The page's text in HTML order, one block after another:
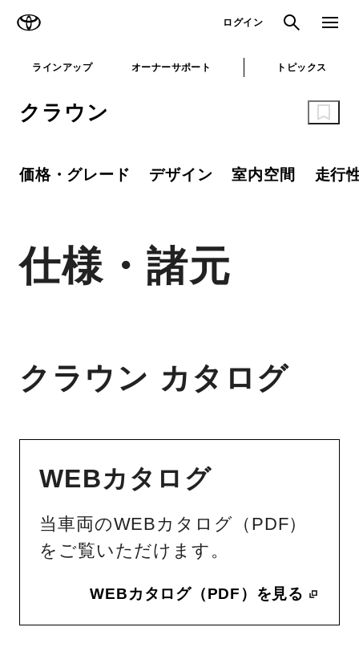
ログイン 検索 メニュ
ラインアップ オーナーサポート トピックス
クラウン
価格・グレード デザイン 室内空間 走行
仕様・諸元
クラウン カタログ
WEBカタログ
当車両のWEBカタログ（PDF）
をご覧いただけます。
WEBカタログ（PDF）を見る